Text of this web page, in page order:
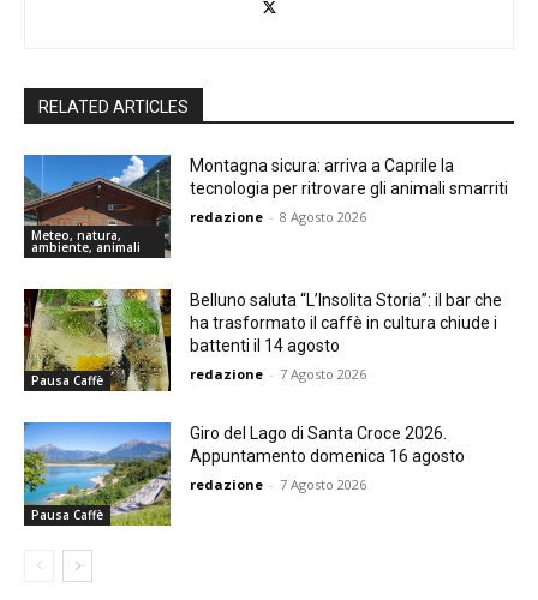
RELATED ARTICLES
Meteo, natura,
ambiente, animali
Montagna sicura: arriva a Caprile la
tecnologia per ritrovare gli animali smarriti
redazione - 8 Agosto 2026
Pausa Caffè
Belluno saluta “L’Insolita Storia”: il bar che
ha trasformato il caffè in cultura chiude i
battenti il 14 agosto
redazione - 7 Agosto 2026
Pausa Caffè
Giro del Lago di Santa Croce 2026.
Appuntamento domenica 16 agosto
redazione - 7 Agosto 2026